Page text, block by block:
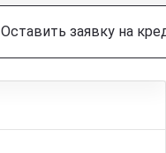
Оставить заявку на